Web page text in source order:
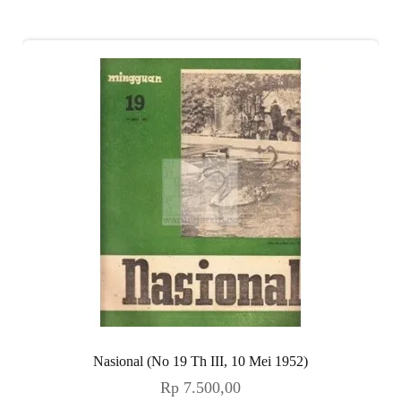
Nasional (No 19 Th III, 10 Mei 1952)
Rp 7.500,00